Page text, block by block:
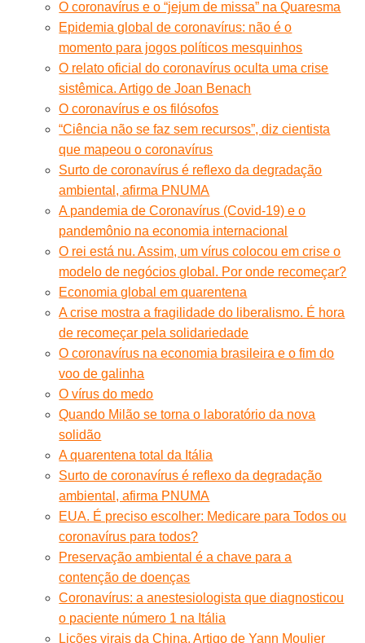
O coronavírus e o “jejum de missa” na Quaresma
Epidemia global de coronavírus: não é o
momento para jogos políticos mesquinhos
O relato oficial do coronavírus oculta uma crise
sistêmica. Artigo de Joan Benach
O coronavírus e os filósofos
“Ciência não se faz sem recursos”, diz cientista
que mapeou o coronavírus
Surto de coronavírus é reflexo da degradação
ambiental, afirma PNUMA
A pandemia de Coronavírus (Covid-19) e o
pandemônio na economia internacional
O rei está nu. Assim, um vírus colocou em crise o
modelo de negócios global. Por onde recomeçar?
Economia global em quarentena
A crise mostra a fragilidade do liberalismo. É hora
de recomeçar pela solidariedade
O coronavírus na economia brasileira e o fim do
voo de galinha
O vírus do medo
Quando Milão se torna o laboratório da nova
solidão
A quarentena total da Itália
Surto de coronavírus é reflexo da degradação
ambiental, afirma PNUMA
EUA. É preciso escolher: Medicare para Todos ou
coronavírus para todos?
Preservação ambiental é a chave para a
contenção de doenças
Coronavírus: a anestesiologista que diagnosticou
o paciente número 1 na Itália
Lições virais da China. Artigo de Yann Moulier